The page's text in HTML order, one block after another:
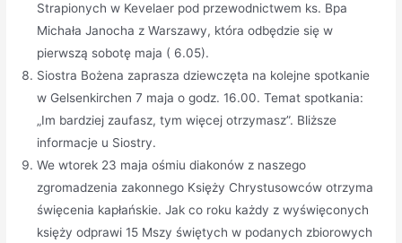
Strapionych w Kevelaer pod przewodnictwem ks. Bpa
Michała Janocha z Warszawy, która odbędzie się w
pierwszą sobotę maja ( 6.05).
Siostra Bożena zaprasza dziewczęta na kolejne spotkanie
w Gelsenkirchen 7 maja o godz. 16.00. Temat spotkania:
„Im bardziej zaufasz, tym więcej otrzymasz”. Bliższe
informacje u Siostry.
We wtorek 23 maja ośmiu diakonów z naszego
zgromadzenia zakonnego Księży Chrystusowców otrzyma
święcenia kapłańskie. Jak co roku każdy z wyświęconych
księży odprawi 15 Mszy świętych w podanych zbiorowych